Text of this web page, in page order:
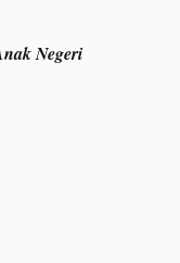
Negeri